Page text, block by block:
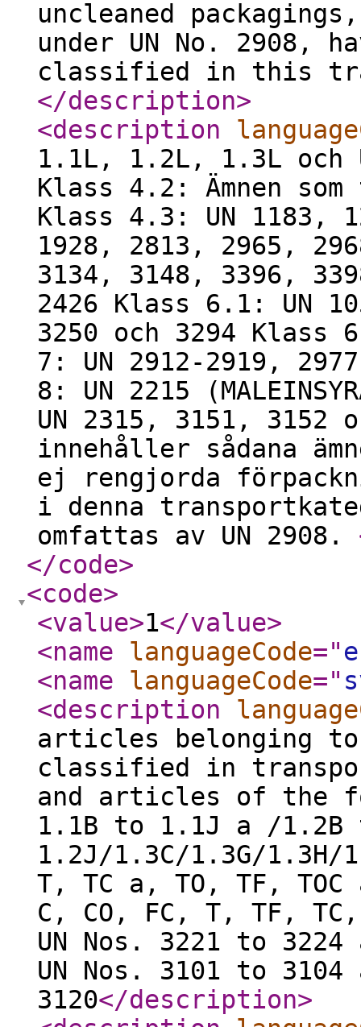
uncleaned
under UN No. 2908,
classified in this
</description>
<description
1.1L, 1.2L, 1.3L och
Klass 4.2: Ämnen
Klass 4.3: UN 1183,
1928, 2813, 2965,
3134, 3148, 3396,
2426 Klass 6.1: UN
3250 och 3294 Klass
7: UN 2912-2919,
8: UN 2215
UN 2315, 3151, 3152
innehåller sådana
ej rengjorda
i denna
omfattas av UN 2908.
</code>
<code>
<value>1</value>
<name
languageCode="
<name
languageCode="
<description
articles belonging
classified in
and articles of the
1.1B to 1.1J a /1.2B
1.2J/1.3C/1.3G/
T, TC a, TO, TF,
C, CO, FC, T, TF,
UN Nos. 3221 to
UN Nos. 3101 to 3104
3120</description>